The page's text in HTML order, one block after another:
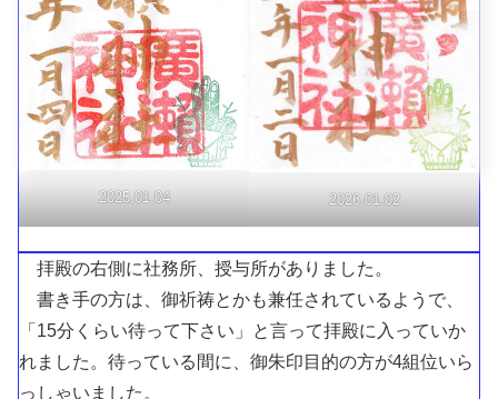
2025.01.04 2026.01.02
拝殿の右側に社務所、授与所がありました。
書き手の方は、御祈祷とかも兼任されているようで、
「15分くらい待って下さい」と言って拝殿に入っていか
れました。待っている間に、御朱印目的の方が4組位いら
っしゃいました。